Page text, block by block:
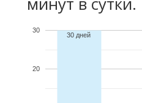
20
30
30 дней